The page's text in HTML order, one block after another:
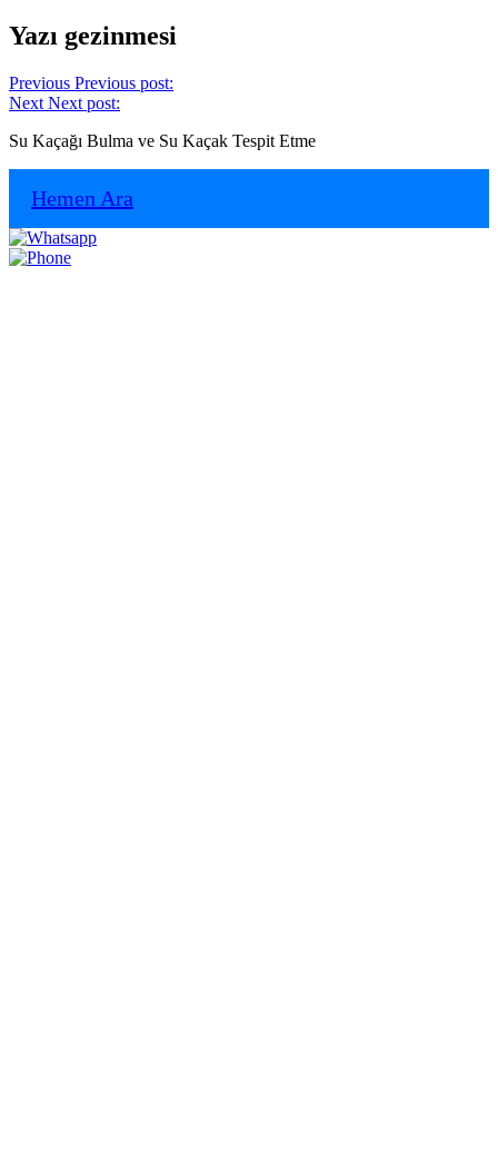
Yazı gezinmesi
Previous Previous post:
Next Next post:
Su Kaçağı Bulma ve Su Kaçak Tespit Etme
Hemen Ara